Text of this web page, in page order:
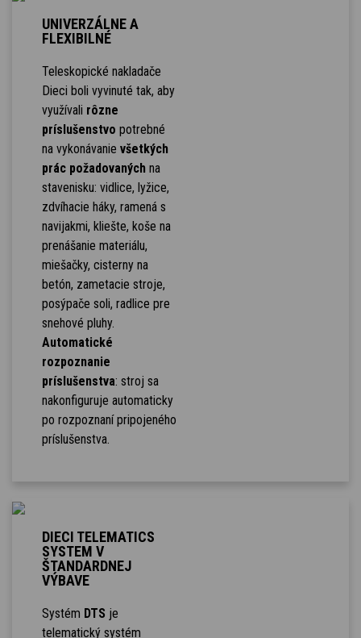
UNIVERZÁLNE A
FLEXIBILNÉ
Teleskopické nakladače
Dieci boli vyvinuté tak, aby
využívali rôzne
príslušenstvo potrebné
na vykonávanie všetkých
prác požadovanýchna
stavenisku: vidlice, lyžice,
zdvíhacie háky, ramená s
navijakmi, kliešte, koše na
prenášanie materiálu,
miešačky, cisterny na
betón, zametacie stroje,
posýpače soli, radlice pre
snehové pluhy.
Automatické
rozpoznanie
príslušenstva: stroj sa
nakonfiguruje automaticky
po rozpoznaní pripojeného
príslušenstva.
DIECI TELEMATICS
SYSTEM V
ŠTANDARDNEJ
VÝBAVE
Systém DTS je
telematický systém